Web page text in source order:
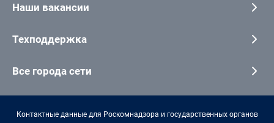
Наши вакансии
Техподдержка
Все города сети
Контактные данные для Роскомнадзора и государственных органов